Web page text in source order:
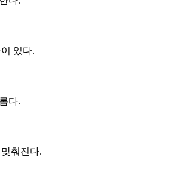
있다.
다.
춰진다.